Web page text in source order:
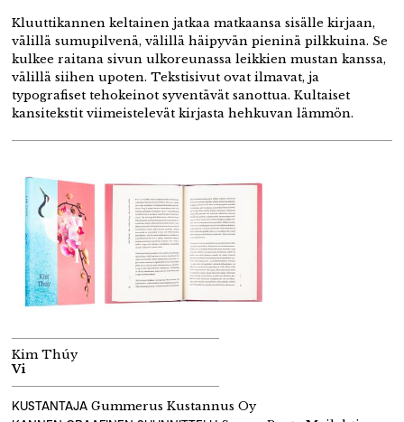
Kluuttikannen keltainen jatkaa matkaansa sisälle kirjaan,
välillä sumupilvenä, välillä häipyvän pieninä pilkkuina. Se
kulkee raitana sivun ulkoreunassa leikkien mustan kanssa,
välillä siihen upoten. Tekstisivut ovat ilmavat, ja
typografiset tehokeinot syventävät sanottua. Kultaiset
kansitekstit viimeistelevät kirjasta hehkuvan lämmön.
Kim Thúy
Vi
KUSTANTAJA Gummerus Kustannus Oy